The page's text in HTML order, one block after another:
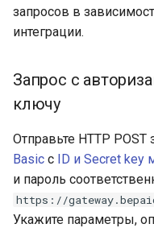
запросов в
интеграции.
Запрос с
ключу
Отправьте HTTP POST
Basic с ID и Secret key
и пароль
https://
Укажите параметры,